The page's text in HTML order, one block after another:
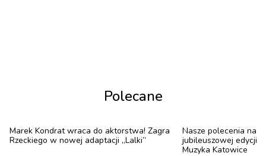
Polecane
Marek Kondrat wraca do aktorstwa! Zagra
Rzeckiego w nowej adaptacji „Lalki”
Nasze polecenia na
jubileuszowej edycji
Muzyka Katowice